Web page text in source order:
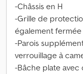
-Châssis en H
-Grille de
également fermée
-Parois
verrouillage à
-Bâche plate avec